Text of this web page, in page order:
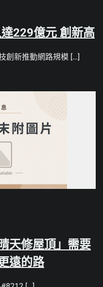
229億元 創新高
創新推動網路規模 […]
天修屋頂」需要
遠的路